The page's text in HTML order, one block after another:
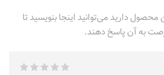
دارید می‌توانید اینجا بنویسید تا
به آن پاسخ دهند.